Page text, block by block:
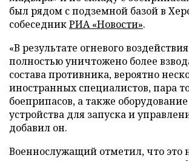
был рядом с подземной базой в
собеседникРИА «Новости».
«В результате огневого
полностью уничтожено более
состава противника, вероятно
иностранных специалистов, пара
боеприпасов, а также
устройства для запуска и
добавил он.
Военнослужащий отметил, что это